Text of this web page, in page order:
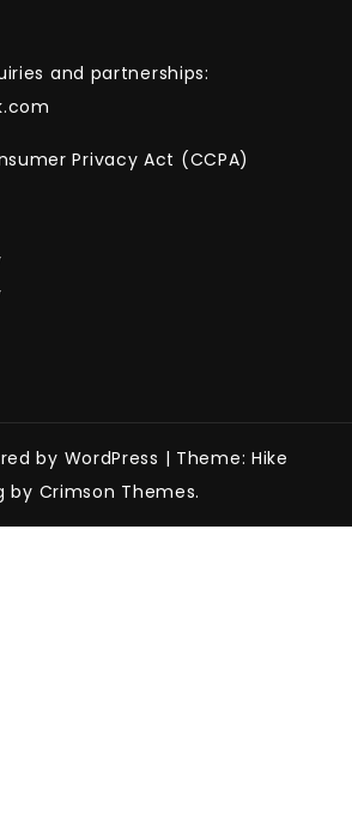
and partnerships:
Privacy Act (CCPA)
by WordPress | Theme: Hike
by Crimson Themes.